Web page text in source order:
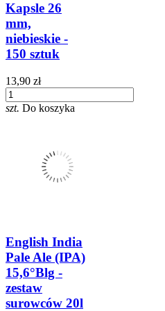
Kapsle 26
mm,
niebieskie -
150 sztuk
13,90 zł
szt. Do koszyka
English India
Pale Ale (IPA)
15,6°Blg -
zestaw
surowców 20l